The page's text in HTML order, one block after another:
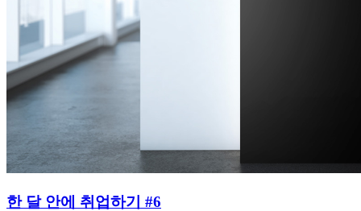
한 달 안에 취업하기 #6